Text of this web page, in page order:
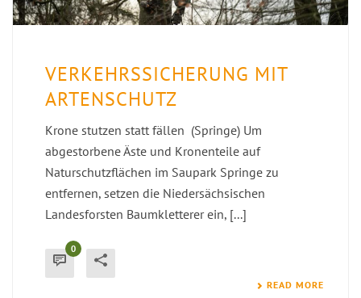
VERKEHRSSICHERUNG MIT
ARTENSCHUTZ
Krone stutzen statt fällen (Springe) Um
abgestorbene Äste und Kronenteile auf
Naturschutzflächen im Saupark Springe zu
entfernen, setzen die Niedersächsischen
Landesforsten Baumkletterer ein, [...]
0
READ MORE